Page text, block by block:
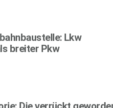
Lkw
breiter Pkw